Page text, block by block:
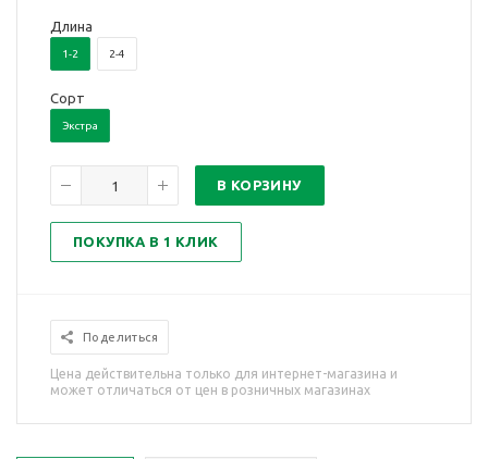
Длина
1-2 2-4
Сорт
Экстра
В КОРЗИНУ
ПОКУПКА В 1 КЛИК
Поделиться
Цена действительна только для интернет-магазина и
может отличаться от цен в розничных магазинах